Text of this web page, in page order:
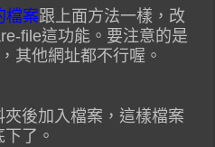
檔案跟上面方法一樣，改
file這功能。要注意的是
其他網址都不行喔。
後加入檔案，這樣檔案
了。